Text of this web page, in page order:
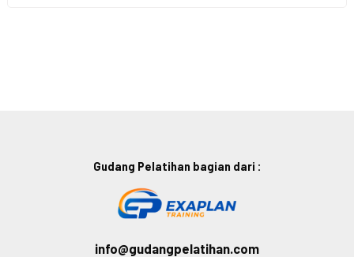
Gudang Pelatihan bagian dari :
info@gudangpelatihan.com